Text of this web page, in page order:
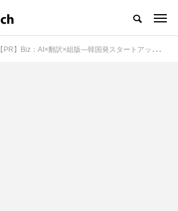
【PR】Biz：AI×翻訳×組版―韓国発スタートアップが日本市場へ、Brain Venturesの挑戦